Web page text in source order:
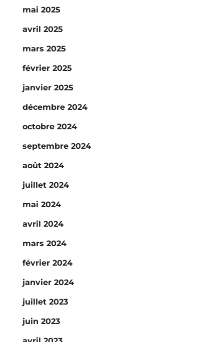
mai 2025
avril 2025
mars 2025
février 2025
janvier 2025
décembre 2024
octobre 2024
septembre 2024
août 2024
juillet 2024
mai 2024
avril 2024
mars 2024
février 2024
janvier 2024
juillet 2023
juin 2023